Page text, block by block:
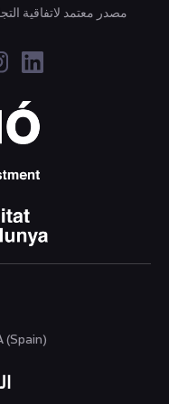
مصدر معتمد لاتفاقية التجارة
(Spain)